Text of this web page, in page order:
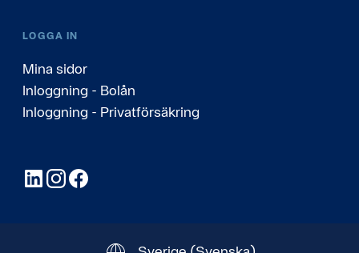
LOGGA IN
Mina sidor
Inloggning - Bolån
Inloggning - Privatförsäkring
LinkedInInstagram